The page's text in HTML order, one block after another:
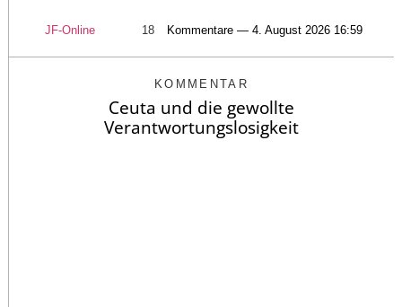
JF-Online 18 Kommentare — 4. August 2026 16:59
KOMMENTAR
Ceuta und die gewollte
Verantwortungslosigkeit